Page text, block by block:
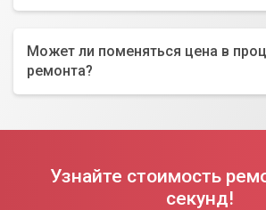
Может ли поменяться цена в
ремонта?
Узнайте стоимость
секунд!